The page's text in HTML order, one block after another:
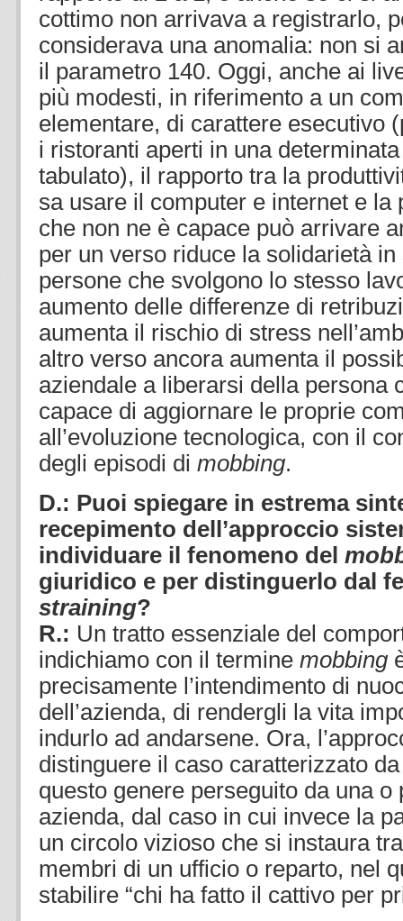
cottimo non arrivava a registrarlo,
considerava una anomalia: non si
il parametro 140. Oggi, anche ai
più modesti, in riferimento a un
elementare, di carattere esecutivo
i ristoranti aperti in una
tabulato), il rapporto tra la
sa usare il computer e internet e la
che non ne è capace può arrivare
per un verso riduce la solidarietà
persone che svolgono lo stesso
aumento delle differenze di
aumenta il rischio di stress
altro verso ancora aumenta il
aziendale a liberarsi della persona
capace di aggiornare le proprie
all’evoluzione tecnologica, con il
degli episodi di mobbing.
D.: Puoi spiegare in estrema
recepimento dell’approccio
individuare il fenomeno del
giuridico e per distinguerlo dal
straining?
R.: Un tratto essenziale del
indichiamo con il termine mobbing
precisamente l’intendimento di
dell’azienda, di rendergli la vita
indurlo ad andarsene. Ora,
distinguere il caso caratterizzato
questo genere perseguito da una o
azienda, dal caso in cui invece la
un circolo vizioso che si instaura
membri di un ufficio o reparto, nel
stabilire “chi ha fatto il cattivo per